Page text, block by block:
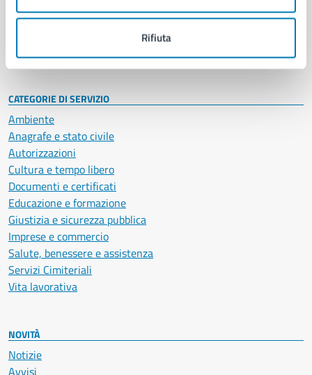
Rifiuta
Personale amministrativo
CATEGORIE DI SERVIZIO
Ambiente
Anagrafe e stato civile
Autorizzazioni
Cultura e tempo libero
Documenti e certificati
Educazione e formazione
Giustizia e sicurezza pubblica
Imprese e commercio
Salute, benessere e assistenza
Servizi Cimiteriali
Vita lavorativa
NOVITÀ
Notizie